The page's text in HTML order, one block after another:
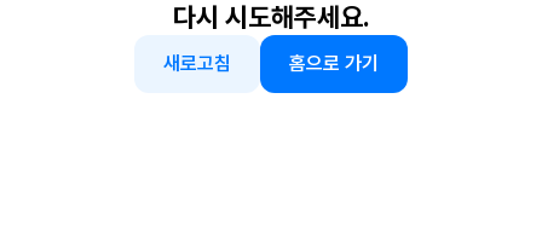
다시 시도해주세요.
새로고침 홈으로 가기